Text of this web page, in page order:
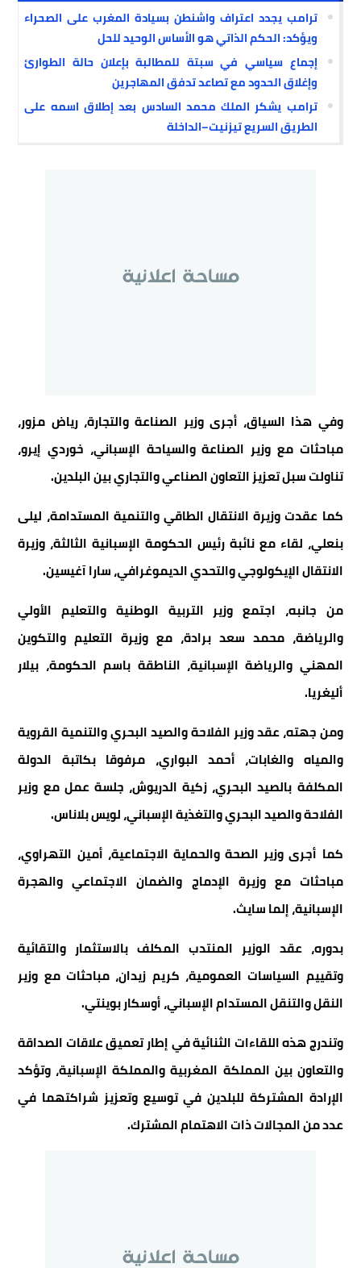
ترامب يجدد اعتراف واشنطن بسيادة المغرب على الصحراء
ويؤكد: الحكم الذاتي هو الأساس الوحيد للحل
إجماع سياسي في سبتة للمطالبة بإعلان حالة الطوارئ
وإغلاق الحدود مع تصاعد تدفق المهاجرين
ترامب يشكر الملك محمد السادس بعد إطلاق اسمه على
الطريق السريع تيزنيت–الداخلة
وفي هذا السياق، أجرى وزير الصناعة والتجارة، رياض مزور،
مباحثات مع وزير الصناعة والسياحة الإسباني، خوردي إيرو،
تناولت سبل تعزيز التعاون الصناعي والتجاري بين البلدين.
كما عقدت وزيرة الانتقال الطاقي والتنمية المستدامة، ليلى
بنعلي، لقاء مع نائبة رئيس الحكومة الإسبانية الثالثة، وزيرة
الانتقال الإيكولوجي والتحدي الديموغرافي، سارا آغيسين.
من جانبه، اجتمع وزير التربية الوطنية والتعليم الأولي
والرياضة، محمد سعد برادة، مع وزيرة التعليم والتكوين
المهني والرياضة الإسبانية، الناطقة باسم الحكومة، بيلار
أليغريا.
ومن جهته، عقد وزير الفلاحة والصيد البحري والتنمية القروية
والمياه والغابات، أحمد البواري، مرفوقا بكاتبة الدولة
المكلفة بالصيد البحري، زكية الدريوش، جلسة عمل مع وزير
الفلاحة والصيد البحري والتغذية الإسباني، لويس بلاناس.
كما أجرى وزير الصحة والحماية الاجتماعية، أمين التهراوي،
مباحثات مع وزيرة الإدماج والضمان الاجتماعي والهجرة
الإسبانية، إلما سايث.
بدوره، عقد الوزير المنتدب المكلف بالاستثمار والتقائية
وتقييم السياسات العمومية، كريم زيدان، مباحثات مع وزير
النقل والتنقل المستدام الإسباني، أوسكار بوينتي.
وتندرج هذه اللقاءات الثنائية في إطار تعميق علاقات الصداقة
والتعاون بين المملكة المغربية والمملكة الإسبانية، وتؤكد
الإرادة المشتركة للبلدين في توسيع وتعزيز شراكتهما في
عدد من المجالات ذات الاهتمام المشترك.